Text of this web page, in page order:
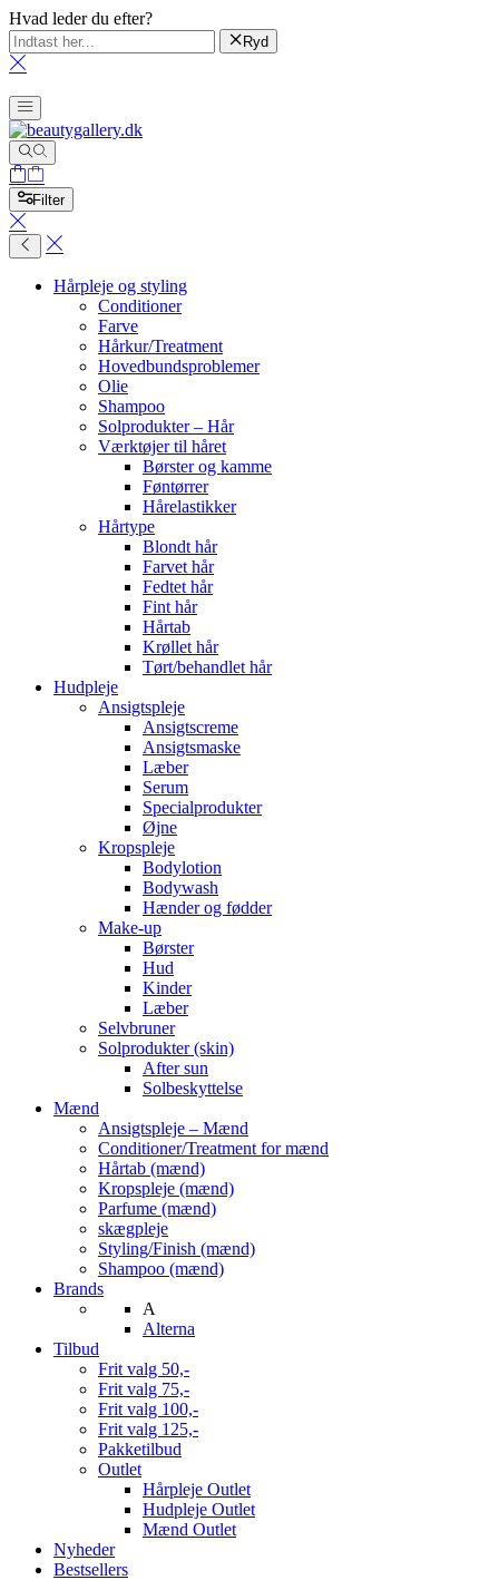
Hvad leder du efter?
Ryd
Filter
Hårpleje og styling
Conditioner
Farve
Hårkur/Treatment
Hovedbundsproblemer
Olie
Shampoo
Solprodukter – Hår
Værktøjer til håret
Børster og kamme
Føntørrer
Hårelastikker
Hårtype
Blondt hår
Farvet hår
Fedtet hår
Fint hår
Hårtab
Krøllet hår
Tørt/behandlet hår
Hudpleje
Ansigtspleje
Ansigtscreme
Ansigtsmaske
Læber
Serum
Specialprodukter
Øjne
Kropspleje
Bodylotion
Bodywash
Hænder og fødder
Make-up
Børster
Hud
Kinder
Læber
Selvbruner
Solprodukter (skin)
After sun
Solbeskyttelse
Mænd
Ansigtspleje – Mænd
Conditioner/Treatment for mænd
Hårtab (mænd)
Kropspleje (mænd)
Parfume (mænd)
skægpleje
Styling/Finish (mænd)
Shampoo (mænd)
Brands
A
Alterna
Tilbud
Frit valg 50,-
Frit valg 75,-
Frit valg 100,-
Frit valg 125,-
Pakketilbud
Outlet
Hårpleje Outlet
Hudpleje Outlet
Mænd Outlet
Nyheder
Bestsellers